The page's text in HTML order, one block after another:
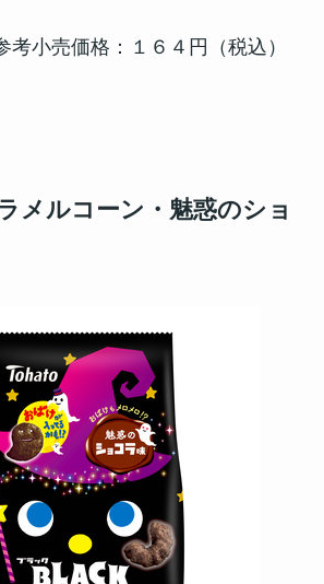
考小売価格：１６４円（税込）
メルコーン・魅惑のショ